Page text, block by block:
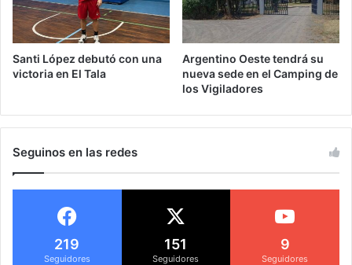
Santi López debutó con una
victoria en El Tala
Argentino Oeste tendrá su
nueva sede en el Camping de
los Vigiladores
Seguinos en las redes
219
Seguidores
151
Seguidores
9
Seguidores